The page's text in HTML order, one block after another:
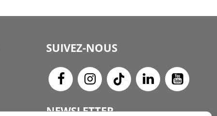
SUIVEZ-NOUS
NEWSLETTER